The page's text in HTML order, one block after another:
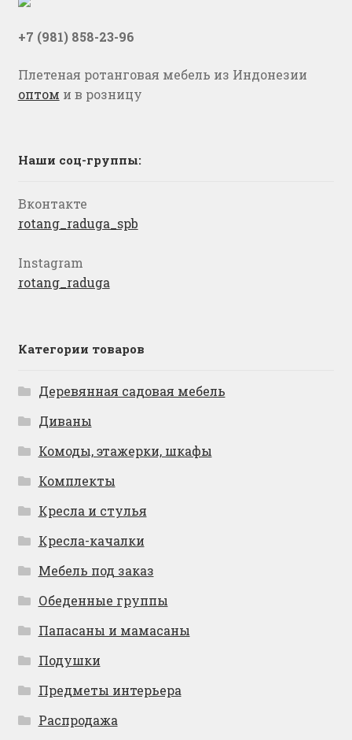
+7 (981) 858-23-96
Плетеная ротанговая мебель из Индонезии
оптом и в розницу
Наши соц-группы:
Вконтакте
rotang_raduga_spb
Instagram
rotang_raduga
Категории товаров
Деревянная садовая мебель
Диваны
Комоды, этажерки, шкафы
Комплекты
Кресла и стулья
Кресла-качалки
Мебель под заказ
Обеденные группы
Папасаны и мамасаны
Подушки
Предметы интерьера
Распродажа